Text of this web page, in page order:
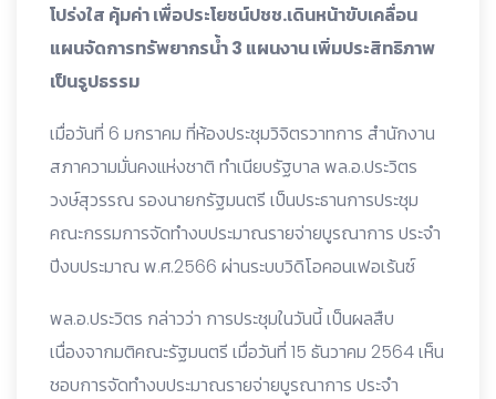
โปร่งใส คุ้มค่า เพื่อประโยชน์ปชช.เดินหน้าขับเคลื่อน
แผนจัดการทรัพยากรน้ำ 3 แผนงาน เพิ่มประสิทธิภาพ
เป็นรูปธรรม
เมื่อวันที่ 6 มกราคม ที่ห้องประชุมวิจิตรวาทการ สำนักงาน
สภาความมั่นคงแห่งชาติ ทำเนียบรัฐบาล พล.อ.ประวิตร
วงษ์สุวรรณ รองนายกรัฐมนตรี เป็นประธานการประชุม
คณะกรรมการจัดทำงบประมาณรายจ่ายบูรณาการ ประจำ
ปีงบประมาณ พ.ศ.2566 ผ่านระบบวิดิโอคอนเฟอเร้นซ์
พล.อ.ประวิตร กล่าวว่า การประชุมในวันนี้ เป็นผลสืบ
เนื่องจากมติคณะรัฐมนตรี เมื่อวันที่ 15 ธันวาคม 2564 เห็น
ชอบการจัดทำงบประมาณรายจ่ายบูรณาการ ประจำ